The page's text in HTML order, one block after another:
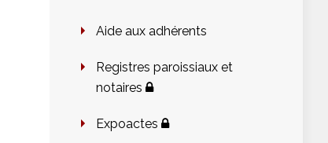
Aide aux adhérents
Registres paroissiaux et
notaires
Expoactes